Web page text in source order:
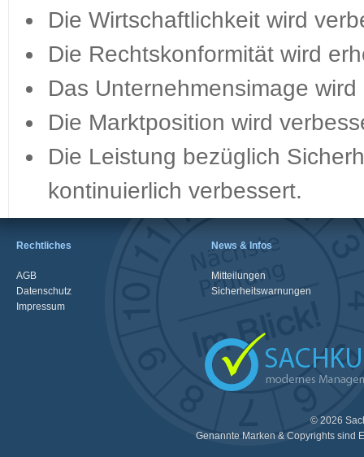
Die Wirtschaftlichkeit wird
Die Rechtskonformität wird
Das Unternehmensimage
Die Marktposition wird
Die Leistung bezüglich
kontinuierlich verbessert.
Rechtliches
AGB
Datenschutz
Impressum
News & Infos
Mitteilungen
Sicherheitswarnungen
© 2026
Genannte Marken & Copyrights sind